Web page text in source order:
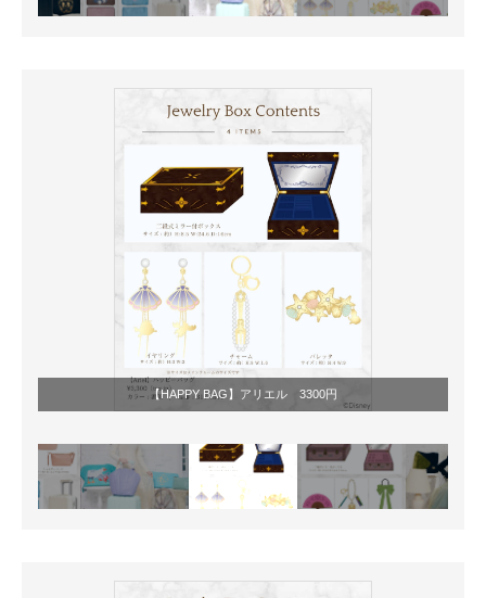
【HAPPY BAG】アリエル 3300円